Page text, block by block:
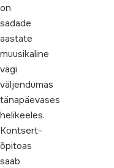
on
sadade
aastate
muusikaline
vägi
väljendumas
tänapäevases
helikeeles.
Kontsert-
õpitoas
saab